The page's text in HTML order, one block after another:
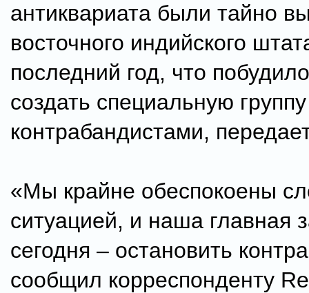
антиквариата были тайно
восточного индийского
последний год, что
создать специальную
контрабандистами,
«Мы крайне обеспокоены
ситуацией, и наша главная
сегодня – остановить
сообщил корреспонденту